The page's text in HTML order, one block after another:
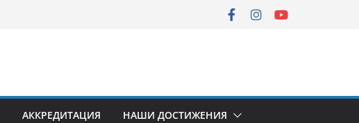
АККРЕДИТАЦИЯ НАШИ ДОСТИЖЕНИЯ